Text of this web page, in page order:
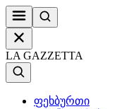
LA GAZZETTA
ფეხბურთი